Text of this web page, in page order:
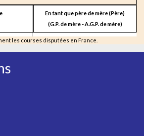
En tant que père de mère (Père)
(G.P. de mère - A.G.P. de mère)
les courses disputées en France.